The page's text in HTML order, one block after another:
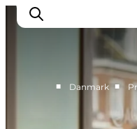
Inspiration
■ Danmark ■